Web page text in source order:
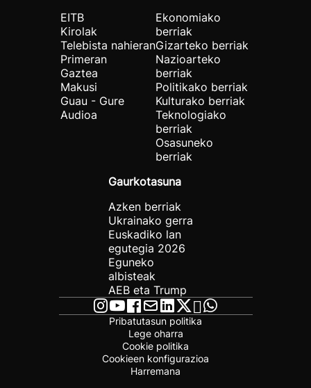
EITB
Kirolak
Telebista nahieran
Primeran
Gaztea
Makusi
Guau - Gure
Audioa
Ekonomiako
berriak
Gizarteko berriak
Nazioarteko
berriak
Politikako berriak
Kulturako berriak
Teknologiako
berriak
Osasuneko
berriak
Gaurkotasuna
Azken berriak
Ukrainako gerra
Euskadiko lan
egutegia 2026
Eguneko
albisteak
AEB eta Trump
Pribatutasun politika
Lege oharra
Cookie politika
Cookieen konfigurazioa
Harremana